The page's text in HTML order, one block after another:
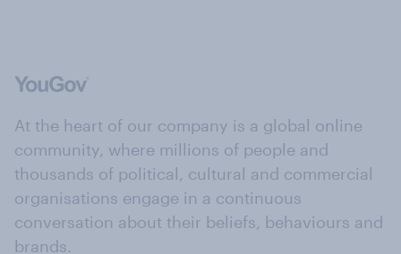
At the heart of our company is a global online
community, where millions of people and
thousands of political, cultural and commercial
organisations engage in a continuous
conversation about their beliefs, behaviours and
brands.